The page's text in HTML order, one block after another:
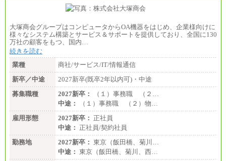
大塚商会グループはコンピュータからOA機器をはじめ、企業様向けに
様々なシステム構築とサービス＆サポートを提供しており、全国に130
万社の顧客をもつ、国内…
続きを読む
業種
商社/サービス/IT/情報通信
新卒／中途
2027新卒(既卒2年以内可)・中途
募集職種
2027新卒：
（１）事務職 （２…
中途：
（１）事務職 （２）物…
雇用形態
2027新卒： 正社員
中途： 正社員/契約社員
勤務地
2027新卒： 東京（飯田橋、菊川…
中途： 東京（飯田橋、菊川、西…